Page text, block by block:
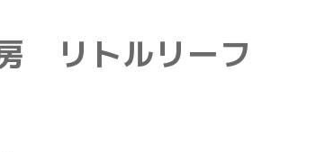
リトルリーフ